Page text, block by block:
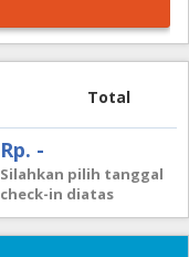
Total
Rp. -
Silahkan pilih tanggal
check-in diatas